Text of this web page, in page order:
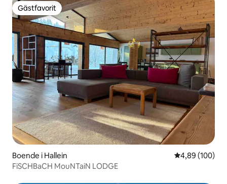
Gästfavorit
Gästfavorit
Boende i Hallein 4,89 av 5 i
4,89 (100)
FiSCHBaCH MouNTaiN LODGE